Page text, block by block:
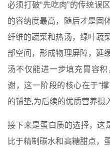
必须打破“先吃肉”的传统误
的容纳度最高，随后才是固
纤维的蔬菜和热汤，绿叶蔬
部空间，形成物理屏障，延
汤不仅能进一步填充胃容
谢，这一阶段的核心在于“
的铺垫,为后续的优质营养摄
接下来是蛋白质的选择，这
比于精制碳水和高糖甜点，